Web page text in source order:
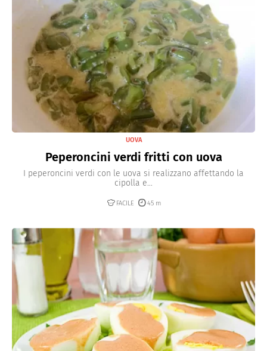
UOVA
Peperoncini verdi fritti con uova
I peperoncini verdi con le uova si realizzano affettando la
cipolla e...
FACILE 45 m